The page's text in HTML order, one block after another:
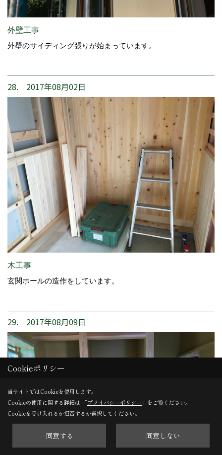
外壁工事
外壁のサイディング張りが始まっています。
28. 2017年08月02日
木工事
玄関ホールの造作をしています。
29. 2017年08月09日
Cookieポリシー
当サイトではCookieを使用します。
Cookieの使用に関する詳細は 「プライバシーポリシー 」をご覧ください。
Cookieを受け入れるか拒否するか選択してください。
同意する 同意しない